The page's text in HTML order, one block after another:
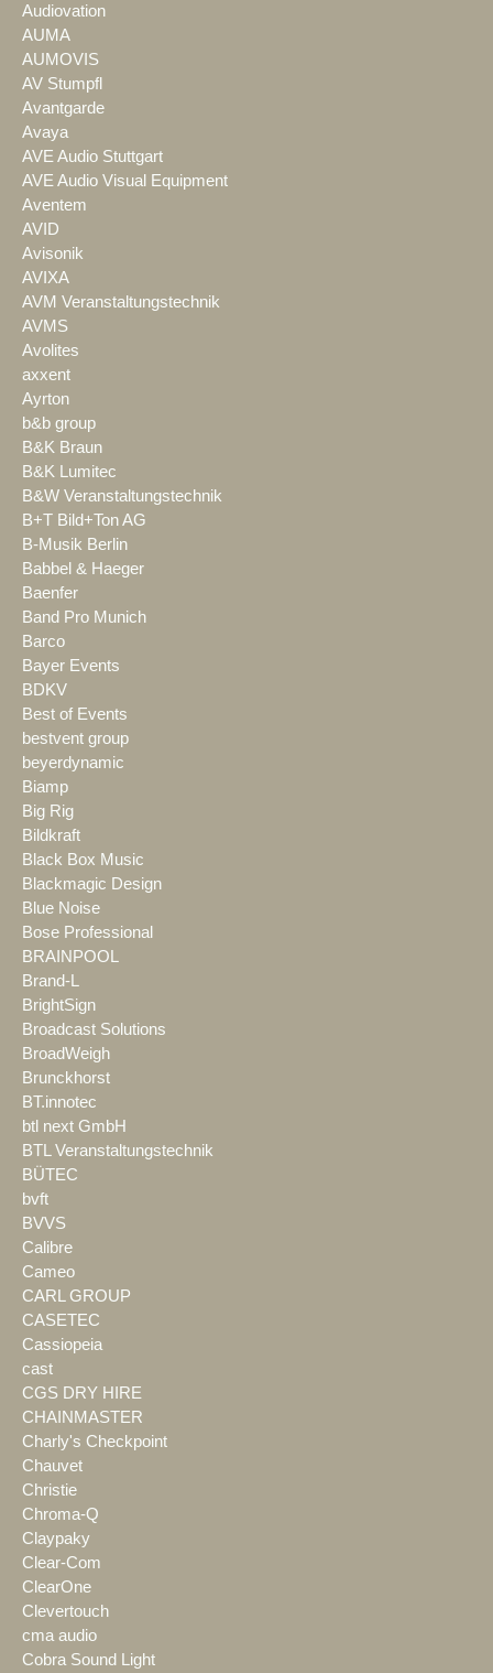
Audiovation
AUMA
AUMOVIS
AV Stumpfl
Avantgarde
Avaya
AVE Audio Stuttgart
AVE Audio Visual Equipment
Aventem
AVID
Avisonik
AVIXA
AVM Veranstaltungstechnik
AVMS
Avolites
axxent
Ayrton
b&b group
B&K Braun
B&K Lumitec
B&W Veranstaltungstechnik
B+T Bild+Ton AG
B-Musik Berlin
Babbel & Haeger
Baenfer
Band Pro Munich
Barco
Bayer Events
BDKV
Best of Events
bestvent group
beyerdynamic
Biamp
Big Rig
Bildkraft
Black Box Music
Blackmagic Design
Blue Noise
Bose Professional
BRAINPOOL
Brand-L
BrightSign
Broadcast Solutions
BroadWeigh
Brunckhorst
BT.innotec
btl next GmbH
BTL Veranstaltungstechnik
BÜTEC
bvft
BVVS
Calibre
Cameo
CARL GROUP
CASETEC
Cassiopeia
cast
CGS DRY HIRE
CHAINMASTER
Charly's Checkpoint
Chauvet
Christie
Chroma-Q
Claypaky
Clear-Com
ClearOne
Clevertouch
cma audio
Cobra Sound Light